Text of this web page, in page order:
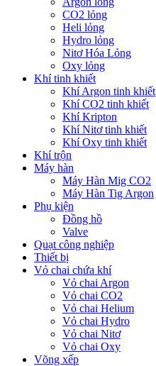
CO2 lỏng
Heli lỏng
Hydro lỏng
Nitơ Hóa Lỏng
Oxy lỏng
Khí tinh khiết
Khí Argon tinh khiết
Khí CO2 tinh khiết
Khí Kripton
Khí Nitơ tinh khiết
Khí Oxy tinh khiết
Khí trộn
Máy hàn
Máy Hàn Mig CO2
Máy Hàn Tig Argon
Phụ kiện
Đồng hồ
Valve
Quạt công nghiệp
Thiết bị
Vỏ chai chứa khí
Vỏ chai Argon
Vỏ chai CO2
Vỏ chai Helium
Vỏ chai Hydro
Vỏ chai Nitơ
Vỏ chai Oxy
Võng xếp